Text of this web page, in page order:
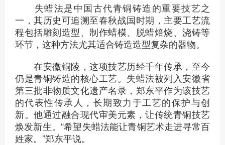
失蜡法是中国古代青铜铸造的重要技艺之
一，其历史可追溯至春秋战国时期，主要工艺流
程包括雕刻造型、制作蜡模、脱蜡焙烧、浇铸等
环节，这种方法尤其适合铸造造型复杂的器物。
在安徽铜陵，这项技艺历经千年传承，至今
仍是青铜铸造的核心工艺。失蜡法被列入安徽省
第三批非物质文化遗产名录，郑东平作为该技艺
的代表性传承人，长期致力于工艺的保护与创
新。他通过融合现代审美元素，让传统青铜技艺
焕发新生。“希望失蜡法能让青铜艺术走进寻常百
姓家。”郑东平说。